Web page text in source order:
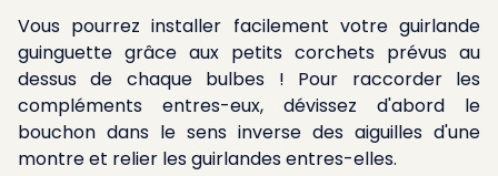
Vous pourrez installer facilement votre guirlande
guinguette grâce aux petits corchets prévus au
dessus de chaque bulbes ! Pour raccorder les
compléments entres-eux, dévissez d'abord le
bouchon dans le sens inverse des aiguilles d'une
montre et relier les guirlandes entres-elles.